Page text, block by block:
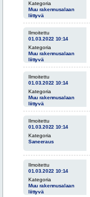
Kategoria
Muu rakennusalaan
liittyvä
Ilmoitettu
01.03.2022 10:14
Kategoria
Muu rakennusalaan
liittyvä
Ilmoitettu
01.03.2022 10:14
Kategoria
Muu rakennusalaan
liittyvä
Ilmoitettu
01.03.2022 10:14
Kategoria
Saneeraus
Ilmoitettu
01.03.2022 10:14
Kategoria
Muu rakennusalaan
liittyvä